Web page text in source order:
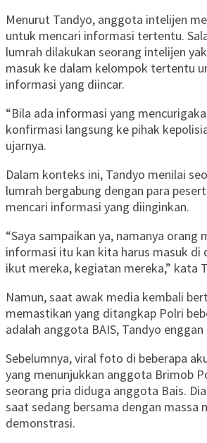
Menurut Tandyo, anggota intelijen
untuk mencari informasi tertentu.
lumrah dilakukan seorang intelijen
masuk ke dalam kelompok tertentu
informasi yang diincar.
“Bila ada informasi yang
konfirmasi langsung ke pihak
ujarnya.
Dalam konteks ini, Tandyo menilai
lumrah bergabung dengan para
mencari informasi yang diinginkan.
“Saya sampaikan ya, namanya orang
informasi itu kan kita harus masuk di
ikut mereka, kegiatan mereka,” kata
Namun, saat awak media kembali
memastikan yang ditangkap Polri
adalah anggota BAIS, Tandyo
Sebelumnya, viral foto di beberapa
yang menunjukkan anggota Brimob
seorang pria diduga anggota Bais.
saat sedang bersama dengan massa
demonstrasi.